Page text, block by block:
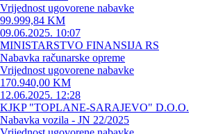
Vrijednost ugovorene nabavke
99.999,84 KM
09.06.2025. 10:07
MINISTARSTVO FINANSIJA RS
Nabavka računarske opreme
Vrijednost ugovorene nabavke
170.940,00 KM
12.06.2025. 12:28
KJKP "TOPLANE-SARAJEVO" D.O.O.
Nabavka vozila - JN 22/2025